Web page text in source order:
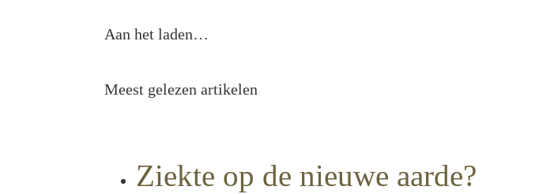
Aan het laden…
Meest gelezen artikelen
Ziekte op de nieuwe aarde?